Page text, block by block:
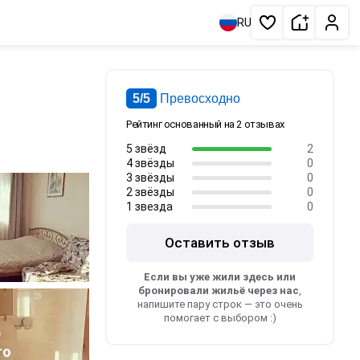
RU Избранное
Сдать
5/5 Превосходно
Рейтинг основанный на 2 отзывах
5 звёзд
2
4 звёзды
0
3 звёзды
0
2 звёзды
0
1 звезда
0
Оставить отзыв
Если вы уже жили здесь или
бронировали жильё через нас,
напишите пару строк — это очень
помогает с выбором :)